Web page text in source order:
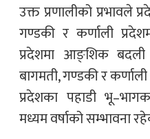
उक्त प्रणालीको प्रभावले
गण्डकी र कर्णाली
प्रदेशमा आङ्शिक
बागमती, गण्डकी र
प्रदेशका पहाडी
मध्यम वर्षाको सम्भावना